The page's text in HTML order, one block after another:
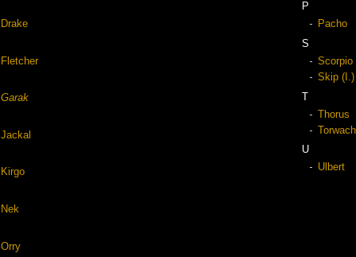
Drake
Fletcher
Garak
Jackal
Kirgo
Nek
Orry
P
Pacho
S
Scorpio
Skip (I.)
T
Thorus
U
Ulbert